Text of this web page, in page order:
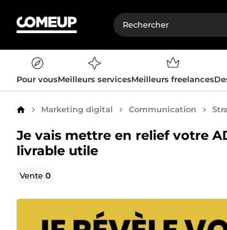
Pour vousMeilleurs servicesMeilleurs freelances
AccueilMarketing digital Communication
Je vais mettre en relief votre
livrable utile
Vente0